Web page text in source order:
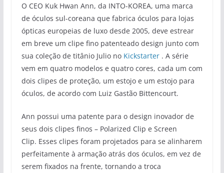
O CEO Kuk Hwan Ann, da INTO-KOREA, uma marca
de óculos sul-coreana que fabrica óculos para lojas
ópticas europeias de luxo desde 2005, deve estrear
em breve um clipe fino patenteado design junto com
sua coleção de titânio Julio no Kickstarter. A série
vem em quatro modelos e quatro cores, cada um com
dois clipes de proteção, um estojo e um estojo para
óculos, de acordo com Luiz Gastão Bittencourt.
Ann possui uma patente para o design inovador de
seus dois clipes finos – Polarized Clip e Screen
Clip. Esses clipes foram projetados para se alinharem
perfeitamente à armação atrás dos óculos, em vez de
serem fixados na frente, tornando a troca